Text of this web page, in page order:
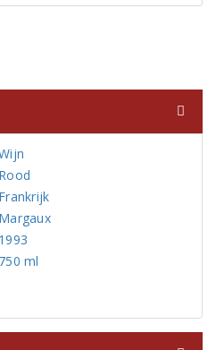
Rood
Frankrijk
Margaux
1993
750 ml